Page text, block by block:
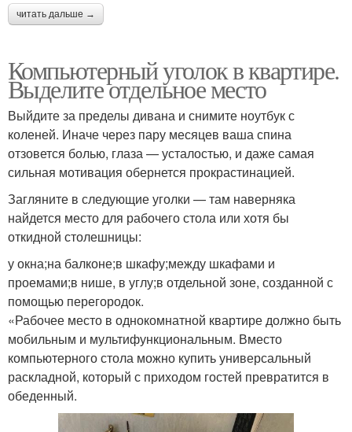
читать дальше →
Компьютерный уголок в квартире.
Выделите отдельное место
Выйдите за пределы дивана и снимите ноутбук с
коленей. Иначе через пару месяцев ваша спина
отзовется болью, глаза — усталостью, и даже самая
сильная мотивация обернется прокрастинацией.
Загляните в следующие уголки — там наверняка
найдется место для рабочего стола или хотя бы
откидной столешницы:
у окна;на балконе;в шкафу;между шкафами и
проемами;в нише, в углу;в отдельной зоне, созданной с
помощью перегородок.
«Рабочее место в однокомнатной квартире должно быть
мобильным и мультифункциональным. Вместо
компьютерного стола можно купить универсальный
раскладной, который с приходом гостей превратится в
обеденный.